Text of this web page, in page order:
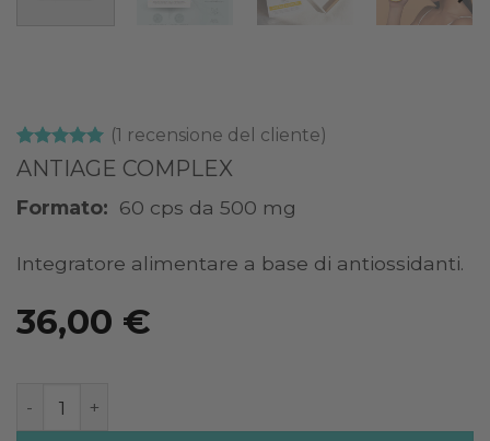
Valutato 5
su 5 su
1
recensioni
(1 recensione del cliente)
ANTIAGE COMPLEX
Formato: 60 cps da 500 mg
Integratore alimentare a base di antiossidanti.
36,00 €